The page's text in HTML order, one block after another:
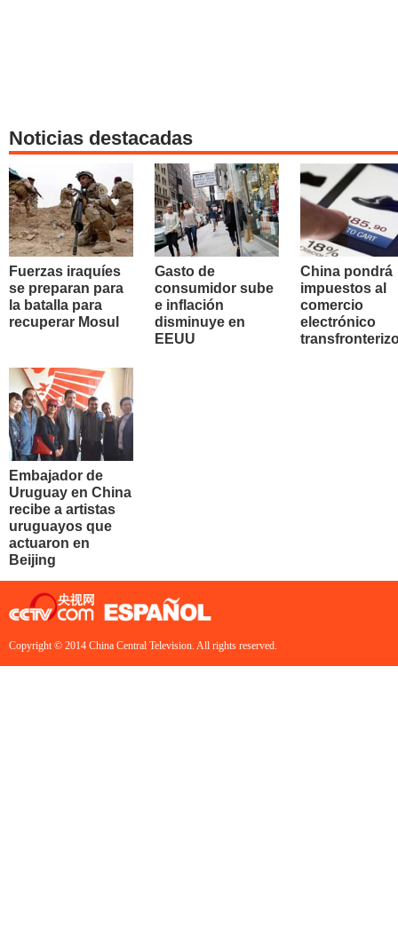
Noticias destacadas
Fuerzas iraquíes
se preparan para
la batalla para
recuperar Mosul
Gasto de
consumidor sube
e inflación
disminuye en
EEUU
China pondrá
impuestos al
comercio
electrónico
Embajador de
Uruguay en China
recibe a artistas
uruguayos que
actuaron en
Beijing
Copyright © 2014 China Central Television. All rights reserved.